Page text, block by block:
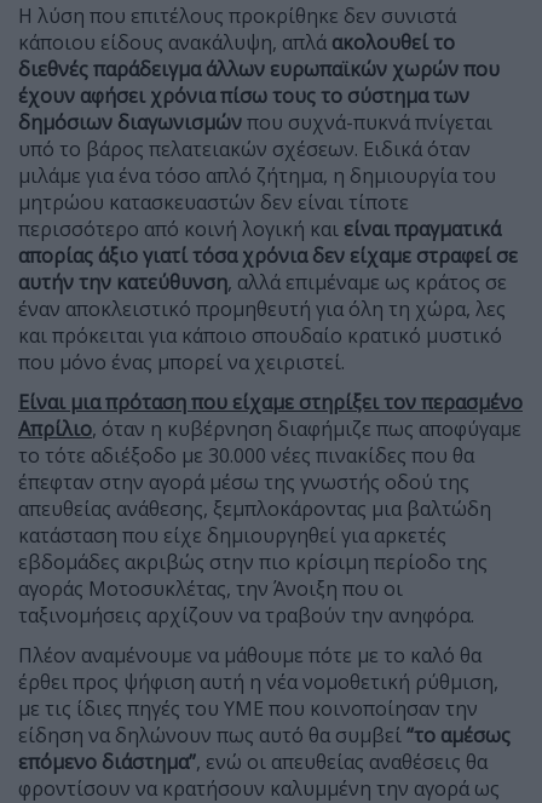
Η λύση που επιτέλους προκρίθηκε δεν συνιστά
κάποιου είδους ανακάλυψη, απλά ακολουθεί το
διεθνές παράδειγμα άλλων ευρωπαϊκών χωρών που
έχουν αφήσει χρόνια πίσω τους το σύστημα των
δημόσιων διαγωνισμώνπου συχνά-πυκνά πνίγεται
υπό το βάρος πελατειακών σχέσεων. Ειδικά όταν
μιλάμε για ένα τόσο απλό ζήτημα, η δημιουργία του
μητρώου κατασκευαστών δεν είναι τίποτε
περισσότερο από κοινή λογική και είναι πραγματικά
απορίας άξιο γιατί τόσα χρόνια δεν είχαμε στραφεί σε
αυτήν την κατεύθυνση, αλλά επιμέναμε ως κράτος σε
έναν αποκλειστικό προμηθευτή για όλη τη χώρα, λες
και πρόκειται για κάποιο σπουδαίο κρατικό μυστικό
που μόνο ένας μπορεί να χειριστεί.
Είναι μια πρόταση που είχαμε στηρίξει τον περασμένο
Απρίλιο, όταν η κυβέρνηση διαφήμιζε πως αποφύγαμε
το τότε αδιέξοδο με 30.000 νέες πινακίδες που θα
έπεφταν στην αγορά μέσω της γνωστής οδού της
απευθείας ανάθεσης, ξεμπλοκάροντας μια βαλτώδη
κατάσταση που είχε δημιουργηθεί για αρκετές
εβδομάδες ακριβώς στην πιο κρίσιμη περίοδο της
αγοράς Μοτοσυκλέτας, την Άνοιξη που οι
ταξινομήσεις αρχίζουν να τραβούν την ανηφόρα.
Πλέον αναμένουμε να μάθουμε πότε με το καλό θα
έρθει προς ψήφιση αυτή η νέα νομοθετική ρύθμιση,
με τις ίδιες πηγές του ΥΜΕ που κοινοποίησαν την
είδηση να δηλώνουν πως αυτό θα συμβεί“το αμέσως
επόμενο διάστημα”, ενώ οι απευθείας αναθέσεις θα
φροντίσουν να κρατήσουν καλυμμένη την αγορά ως